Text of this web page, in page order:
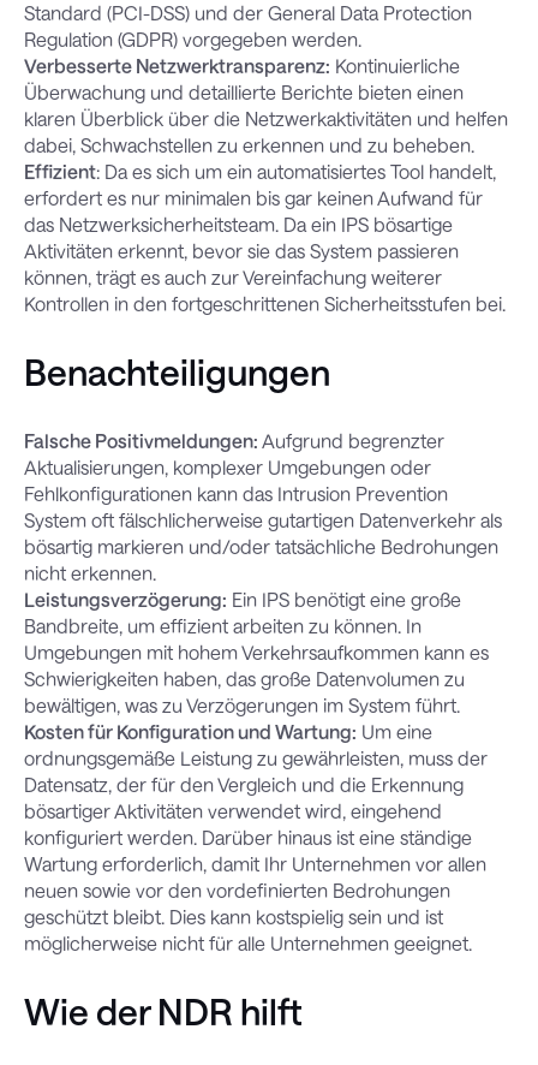
Standard (PCI-DSS) und der General Data Protection
Regulation (GDPR) vorgegeben werden.
Verbesserte Netzwerktransparenz: Kontinuierliche
Überwachung und detaillierte Berichte bieten einen
klaren Überblick über die Netzwerkaktivitäten und helfen
dabei, Schwachstellen zu erkennen und zu beheben.
Effizient: Da es sich um ein automatisiertes Tool handelt,
erfordert es nur minimalen bis gar keinen Aufwand für
das Netzwerksicherheitsteam. Da ein IPS bösartige
Aktivitäten erkennt, bevor sie das System passieren
können, trägt es auch zur Vereinfachung weiterer
Kontrollen in den fortgeschrittenen Sicherheitsstufen bei.
Benachteiligungen
Falsche Positivmeldungen: Aufgrund begrenzter
Aktualisierungen, komplexer Umgebungen oder
Fehlkonfigurationen kann das Intrusion Prevention
System oft fälschlicherweise gutartigen Datenverkehr als
bösartig markieren und/oder tatsächliche Bedrohungen
nicht erkennen.
Leistungsverzögerung: Ein IPS benötigt eine große
Bandbreite, um effizient arbeiten zu können. In
Umgebungen mit hohem Verkehrsaufkommen kann es
Schwierigkeiten haben, das große Datenvolumen zu
bewältigen, was zu Verzögerungen im System führt.
Kosten für Konfiguration und Wartung: Um eine
ordnungsgemäße Leistung zu gewährleisten, muss der
Datensatz, der für den Vergleich und die Erkennung
bösartiger Aktivitäten verwendet wird, eingehend
konfiguriert werden. Darüber hinaus ist eine ständige
Wartung erforderlich, damit Ihr Unternehmen vor allen
neuen sowie vor den vordefinierten Bedrohungen
geschützt bleibt. Dies kann kostspielig sein und ist
möglicherweise nicht für alle Unternehmen geeignet.
Wie der NDR hilft